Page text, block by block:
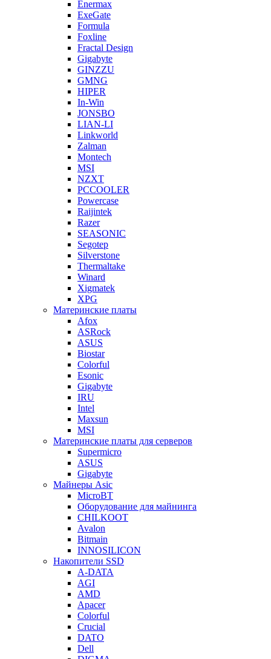
Enermax
ExeGate
Formula
Foxline
Fractal Design
Gigabyte
GINZZU
GMNG
HIPER
In-Win
JONSBO
LIAN-LI
Linkworld
Zalman
Montech
MSI
NZXT
PCCOOLER
Powercase
Raijintek
Razer
SEASONIC
Segotep
Silverstone
Thermaltake
Winard
Xigmatek
XPG
Материнские платы
Afox
ASRock
ASUS
Biostar
Colorful
Esonic
Gigabyte
IRU
Intel
Maxsun
MSI
Материнские платы для серверов
Supermicro
ASUS
Gigabyte
Майнеры Asic
MicroBT
Оборудование для майнинга
CHILKOOT
Avalon
Bitmain
INNOSILICON
Накопители SSD
A-DATA
AGI
AMD
Apacer
Colorful
Crucial
DATO
Dell